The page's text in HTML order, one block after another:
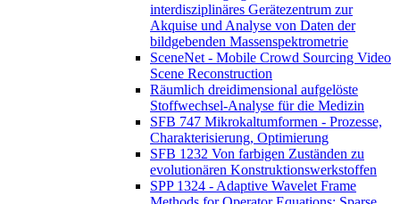
interdisziplinäres Gerätezentrum zur
Akquise und Analyse von Daten der
bildgebenden Massenspektrometrie
SceneNet - Mobile Crowd Sourcing Video
Scene Reconstruction
Räumlich dreidimensional aufgelöste
Stoffwechsel-Analyse für die Medizin
SFB 747 Mikrokaltumformen - Prozesse,
Charakterisierung, Optimierung
SFB 1232 Von farbigen Zuständen zu
evolutionären Konstruktionswerkstoffen
SPP 1324 - Adaptive Wavelet Frame